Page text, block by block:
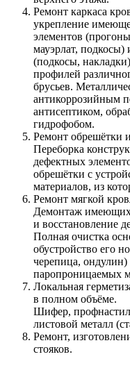
Ремонт каркаса
укрепление
элементов
мауэрлат,
(подкосы,
профилей
брусьев.
антикоррозийным
антисептиком,
гидрофобом.
Ремонт обрешётки
Переборка
дефектных
обрешётки с
материалов, из
Ремонт мягкой
Демонтаж
и восстановление
Полная очистка
обустройство его
черепица,
паропроницаемых
Локальная
в полном объёме.
Шифер,
листовой металл
Ремонт,
стояков.